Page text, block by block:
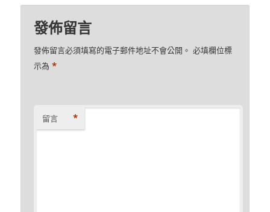
發佈留言
發佈留言必須填寫的電子郵件地址不會公開。 必填欄位標
示為*
留言 *